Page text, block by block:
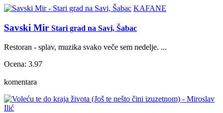
KAFANE
Savski Mir Stari grad na Savi, Šabac
Restoran - splav, muzika svako veče sem nedelje. ...
Ocena: 3.97
komentara